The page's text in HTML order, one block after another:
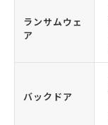
ランサムウェ
ア
バックドア